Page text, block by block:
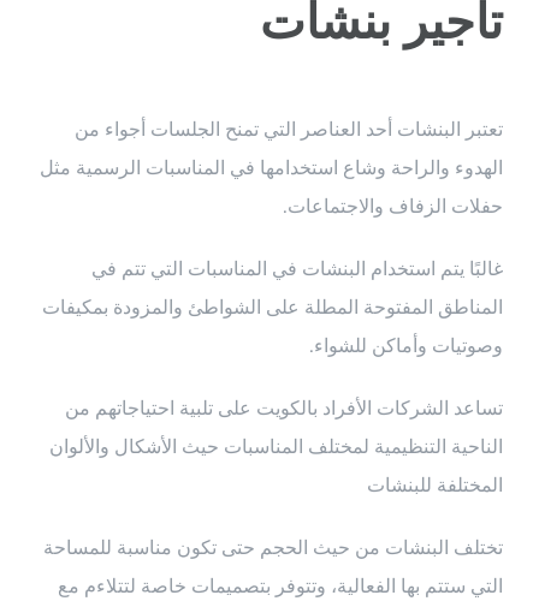
تاجير بنشات
تعتبر البنشات أحد العناصر التي تمنح الجلسات أجواء من
الهدوء والراحة وشاع استخدامها في المناسبات الرسمية مثل
حفلات الزفاف والاجتماعات.
غالبًا يتم استخدام البنشات في المناسبات التي تتم في
المناطق المفتوحة المطلة على الشواطئ والمزودة بمكيفات
وصوتيات وأماكن للشواء.
تساعد الشركات الأفراد بالكويت على تلبية احتياجاتهم من
الناحية التنظيمية لمختلف المناسبات حيث الأشكال والألوان
المختلفة للبنشات
تختلف البنشات من حيث الحجم حتى تكون مناسبة للمساحة
التي ستتم بها الفعالية، وتتوفر بتصميمات خاصة لتتلاءم مع